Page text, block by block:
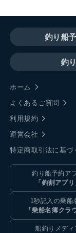
釣り船
釣
ホーム
よくあるご質問
利用規約
運営会社
特定商取引法に基づ
釣り船予約ア
「釣割アプリ
1秒記入の乗船
「乗船名簿クラ
船釣りメディ